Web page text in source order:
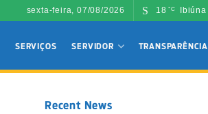
sexta-feira, 07/08/2026 18 °C Ibiúna
SERVIÇOS SERVIDOR TRANSPARÊNCIA
Recent News